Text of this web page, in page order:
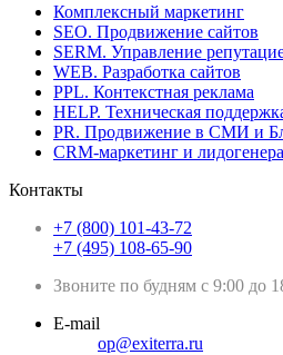
Комплексный маркетинг
SEO. Продвижение сайтов
SERM. Управление
WEB. Разработка сайтов
PPL. Контекстная реклама
HELP. Техническая
PR. Продвижение в СМИ и
CRM-маркетинг и
Контакты
+7 (800) 101-43-72
+7 (495) 108-65-90
Звоните по будням с 9:00 до
E-mail
op@exiterra.ru